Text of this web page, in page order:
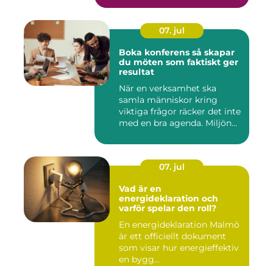
07. jul
Boka konferens så skapar
du möten som faktiskt ger
resultat
När en verksamhet ska
samla människor kring
viktiga frågor räcker det inte
med en bra agenda. Miljön...
07. jul
Vad är en
energideklaration och
varför spelar den roll?
En energideklaration Malmö
är ett officiellt dokument
som visar hur energieffektiv
en bygg...